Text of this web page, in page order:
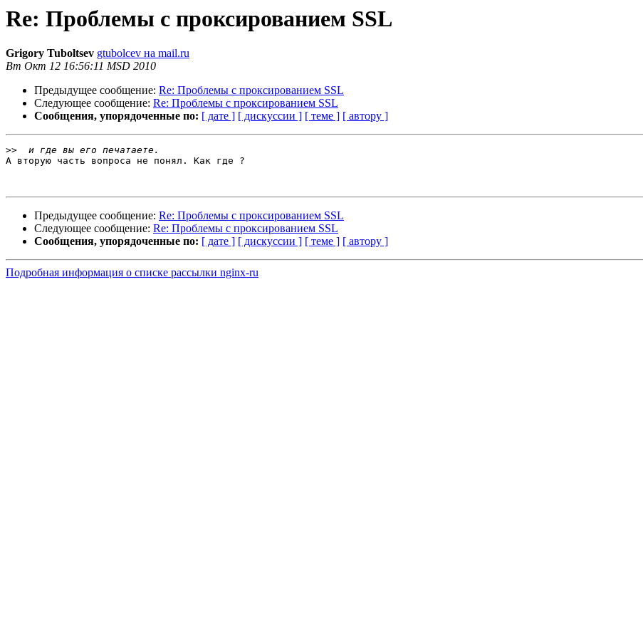
Re: Проблемы с проксированием SSL
Grigory Tuboltsev gtubolcev на mail.ru
Вт Окт 12 16:56:11 MSD 2010
Предыдущее сообщение: Re: Проблемы с проксированием SSL
Следующее сообщение: Re: Проблемы с проксированием SSL
Сообщения, упорядоченные по: [ дате ] [ дискуссии ] [ теме ] [ автору ]
>>
А вторую часть вопроса не понял. Как где ?
Предыдущее сообщение: Re: Проблемы с проксированием SSL
Следующее сообщение: Re: Проблемы с проксированием SSL
Сообщения, упорядоченные по: [ дате ] [ дискуссии ] [ теме ] [ автору ]
Подробная информация о списке рассылки nginx-ru